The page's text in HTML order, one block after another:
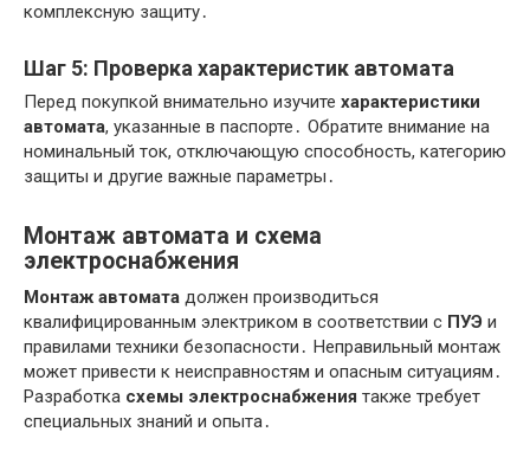
комплексную защиту․
Шаг 5: Проверка характеристик автомата
Перед покупкой внимательно изучите характеристики
автомата, указанные в паспорте․ Обратите внимание на
номинальный ток, отключающую способность, категорию
защиты и другие важные параметры․
Монтаж автомата и схема
электроснабжения
Монтаж автомата должен производиться
квалифицированным электриком в соответствии с ПУЭ и
правилами техники безопасности․ Неправильный монтаж
может привести к неисправностям и опасным ситуациям․
Разработка схемы электроснабжения также требует
специальных знаний и опыта․